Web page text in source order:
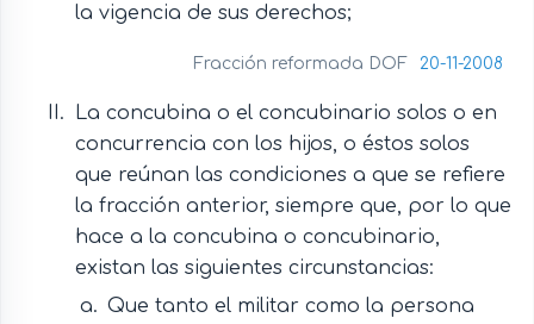
la vigencia de sus derechos;
Fracción reformada DOF 20-11-2008
La concubina o el concubinario solos o en
concurrencia con los hijos, o éstos solos
que reúnan las condiciones a que se refiere
la fracción anterior, siempre que, por lo que
hace a la concubina o concubinario,
existan las siguientes circunstancias:
Que tanto el militar como la persona